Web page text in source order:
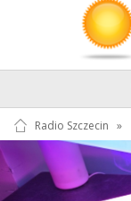
Radio Szczecin »